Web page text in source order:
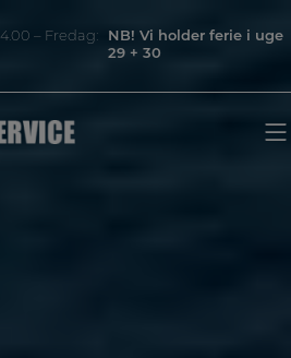
– Fredag:
NB! Vi holder ferie i uge
29 + 30